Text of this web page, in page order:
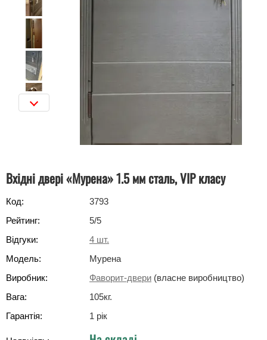
Вхідні двері «Мурена» 1.5 мм сталь, VIP класу
Код:
3793
Рейтинг:
5/5
Відгуки:
4 шт.
Модель:
Мурена
Виробник:
Фаворит-двери (власне виробництво)
Вага:
105кг.
Гарантія:
1 рік